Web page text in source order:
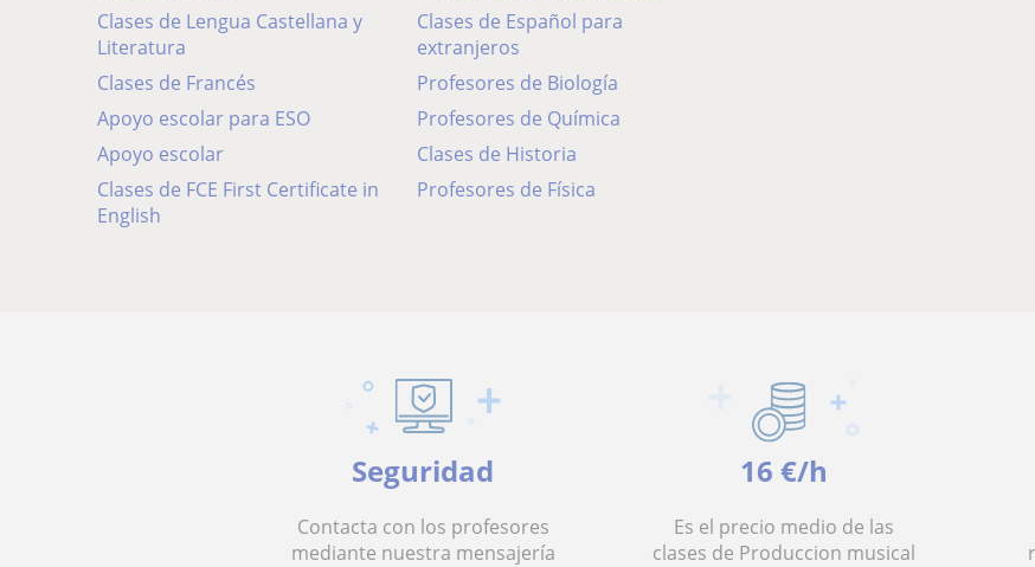
Clases de Lengua Castellana y
Literatura
Clases de Español para
extranjeros
Clases de Francés
Profesores de Biología
Apoyo escolar para ESO
Profesores de Química
Apoyo escolar
Clases de Historia
Clases de FCE First Certificate in
English
Profesores de Física
Seguridad
Contacta con los profesores
mediante nuestra mensajería
16 €/h
Es el precio medio de las
clases de Produccion musical